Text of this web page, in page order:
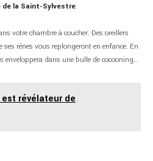
de la Saint-Sylvestre.
votre chambre à coucher. Des oreillers
ses rênes vous replongeront en enfance. En
enveloppera dans une bulle de cocooning…
est révélateur de